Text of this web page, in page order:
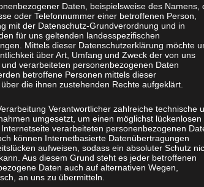
Daten, beispielsweise des Namens,
oder Telefonnummer einer betroffenen Person,
mit der Datenschutz-Grundverordnung und in
für uns geltenden landesspezifischen
Mittels dieser Datenschutzerklärung möchte
über Art, Umfang und Zweck der von uns
verarbeiteten personenbezogenen Daten
betroffene Personen mittels dieser
die ihnen zustehenden Rechte aufgeklärt.
Verantwortlicher zahlreiche technische
umgesetzt, um einen möglichst lückenlosen
verarbeiteten personenbezogenen
können Internetbasierte Datenübertragungen
aufweisen, sodass ein absoluter Schutz
Aus diesem Grund steht es jeder betroffenen
Daten auch auf alternativen Wegen,
an uns zu übermitteln.